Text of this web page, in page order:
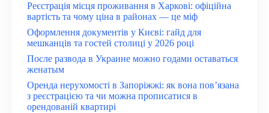
Реєстрація місця проживання в Харкові: офіційна
вартість та чому ціна в районах — це міф
Оформлення документів у Києві: гайд для
мешканців та гостей столиці у 2026 році
После развода в Украине можно годами оставаться
женатым
Оренда нерухомості в Запоріжжі: як вона пов’язана
з реєстрацією та чи можна прописатися в
орендованій квартирі